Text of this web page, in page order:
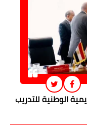
الوطنية للتدريب